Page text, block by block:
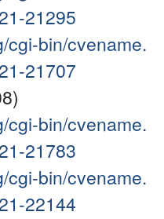
21295
cgi-bin/cvename.
21707
cgi-bin/cvename.
21783
cgi-bin/cvename.
22144